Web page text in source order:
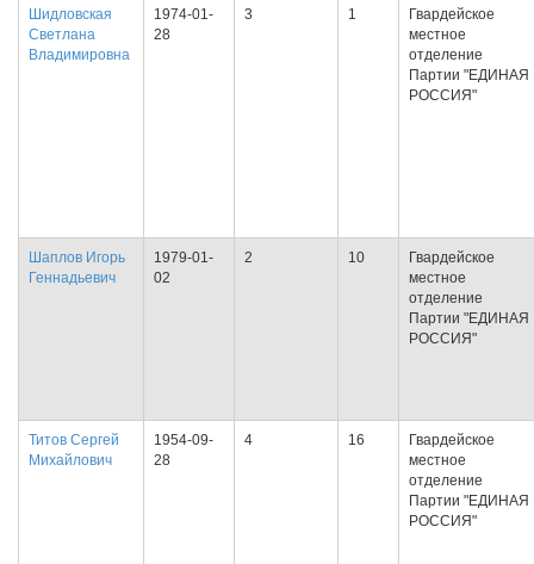
Шидловская
Светлана
Владимировна
1974-01-
28
3 1
Гвардейское
местное
отделение
Партии "ЕДИНАЯ
РОССИЯ"
Шаплов Игорь
Геннадьевич
1979-01-
02
2 10
Гвардейское
местное
отделение
Партии "ЕДИНАЯ
РОССИЯ"
Титов Сергей
Михайлович
1954-09-
28
4 16
Гвардейское
местное
отделение
Партии "ЕДИНАЯ
РОССИЯ"